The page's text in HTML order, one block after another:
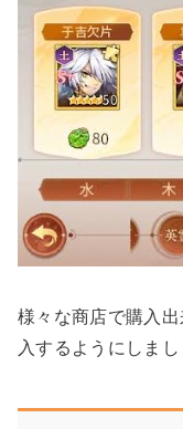
様々な商店で購入
入するようにしまし